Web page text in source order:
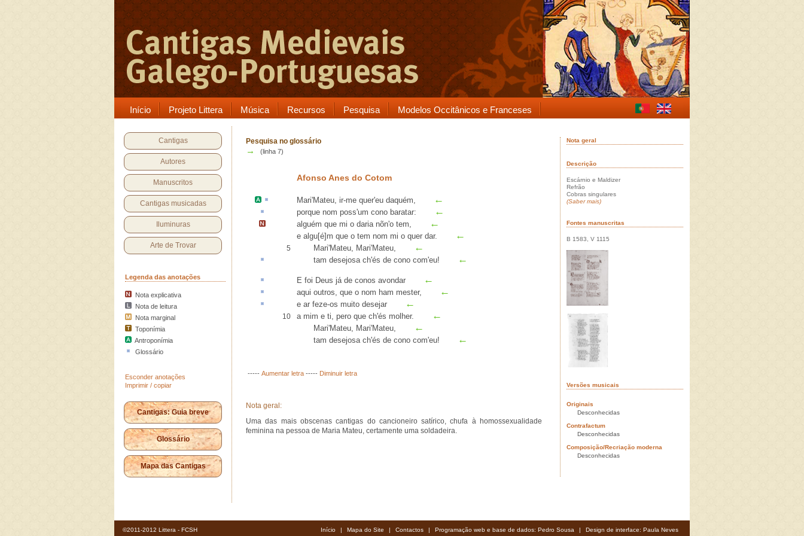
Início Projeto Littera Música Recursos Pesquisa Modelos Occitânicos e Franceses
Cantigas
Autores
Manuscritos
Cantigas musicadas
Iluminuras
Arte de Trovar
Legenda das anotações
Nota explicativa
Nota de leitura
Nota marginal
Toponímia
Antroponímia
Glossário
Esconder anotações
Imprimir / copiar
Cantigas: Guia breve
Glossário
Mapa das Cantigas
Pesquisa no glossário
→ (linha 7)
Afonso Anes do Cotom
Mari'Mateu, ir-me quer'eu daquém, ←
porque nom poss'um cono baratar: ←
alguém que mi o daria nõn'o tem, ←
e algu[é]m que o tem nom mi o quer dar. ←
5 Mari'Mateu, Mari'Mateu, ←
tam desejosa ch'és de cono com'eu! ←
E foi Deus já de conos avondar ←
aqui outros, que o nom ham mester, ←
e ar feze-os muito desejar ←
10 a mim e ti, pero que ch'és molher. ←
Mari'Mateu, Mari'Mateu, ←
tam desejosa ch'és de cono com'eu! ←
----- Aumentar letra ----- Diminuir letra
Nota geral:
Uma das mais obscenas cantigas do cancioneiro satírico, chufa à homossexualidade
feminina na pessoa de Maria Mateu, certamente uma soldadeira.
Nota geral
Descrição
Escárnio e Maldizer
Refrão
Cobras singulares
(Saber mais)
Fontes manuscritas
B 1583, V 1115
Versões musicais
Originais
Desconhecidas
Contrafactum
Desconhecidas
Composição/Recriação moderna
Desconhecidas
©2011-2012 Littera - FCSH Início | Mapa do Site | Contactos | Programação web e base de dados: Pedro Sousa | Design de interface: Paula Neves